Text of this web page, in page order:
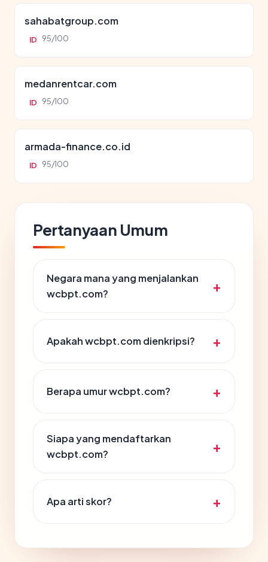
sahabatgroup.com
ID 95/100
medanrentcar.com
ID 95/100
armada-finance.co.id
ID 95/100
Pertanyaan Umum
Negara mana yang menjalankan
wcbpt.com?
Apakah wcbpt.com dienkripsi?
Berapa umur wcbpt.com?
Siapa yang mendaftarkan
wcbpt.com?
Apa arti skor?